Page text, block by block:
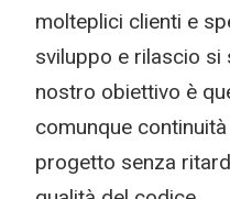
molteplici clienti e
sviluppo e rilascio si
nostro obiettivo è
comunque
progetto senza